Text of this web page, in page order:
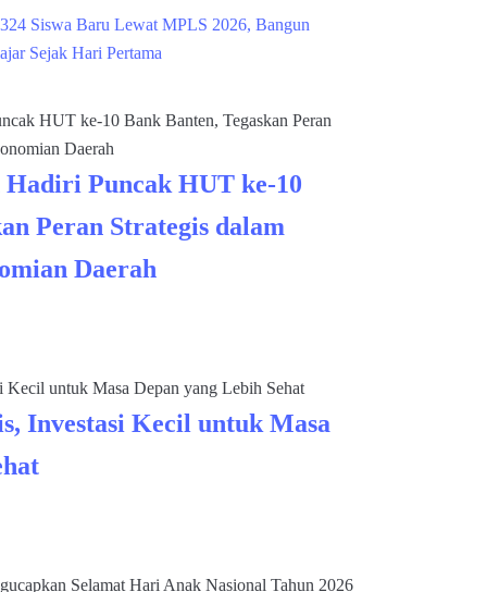
Siswa Baru Lewat MPLS 2026, Bangun
Sejak Hari Pertama
Puncak HUT ke-10
Peran Strategis dalam
Daerah
Investasi Kecil untuk Masa